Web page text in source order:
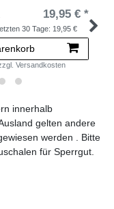
19,95 € *
30 Tage: 19,95 €
Versandkosten
innerhalb
gelten andere
werden . Bitte
für Sperrgut.